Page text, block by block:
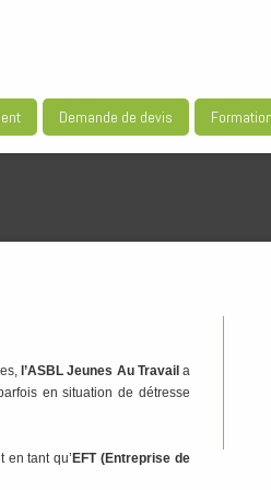
Demande de devis
l’ASBL Jeunes Au Travail a
en situation de détresse
en tant qu’ EFT (Entreprise de